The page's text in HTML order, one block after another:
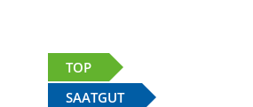
TOP
SAATGUT